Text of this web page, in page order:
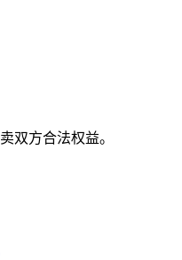
双方合法权益。